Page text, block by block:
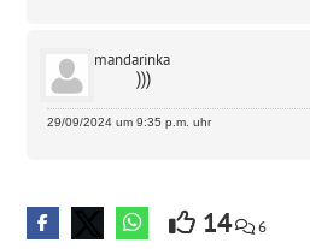
mandarinka
)))
29/09/2024 um 9:35 p.m. uhr
14 6